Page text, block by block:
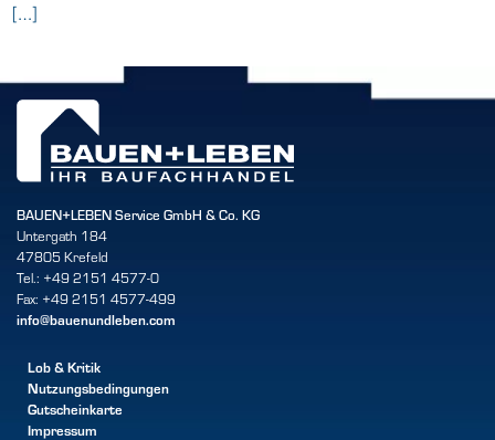
[…]
BAUEN+LEBEN Service GmbH & Co. KG
Untergath 184
47805 Krefeld
Tel.: +49 2151 4577-0
Fax: +49 2151 4577-499
info@bauenundleben.com
Lob & Kritik
Nutzungsbedingungen
Gutscheinkarte
Impressum